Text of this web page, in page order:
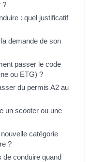
?
: quel justificatif
demande de son
passer le code
ou ETG) ?
du permis A2 au
un scooter ou une
catégorie
?
conduire quand